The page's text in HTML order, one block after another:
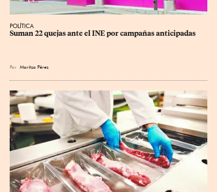
POLÍTICA
Suman 22 quejas ante el INE por campañas anticipadas
Por Maritza Pérez